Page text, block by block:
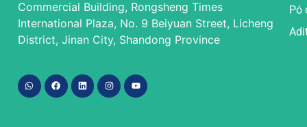
Commercial Building, Rongsheng Times
International Plaza, No. 9 Beiyuan Street, Licheng
District, Jinan City, Shandong Province
Pó